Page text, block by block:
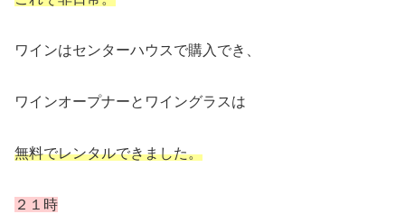
ワインはセンターハウスで購入でき、
ワインオープナーとワイングラスは
無料でレンタルできました。
２１時